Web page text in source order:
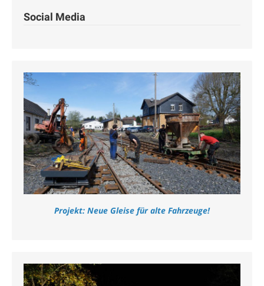
Social Media
Projekt: Neue Gleise für alte Fahrzeuge!